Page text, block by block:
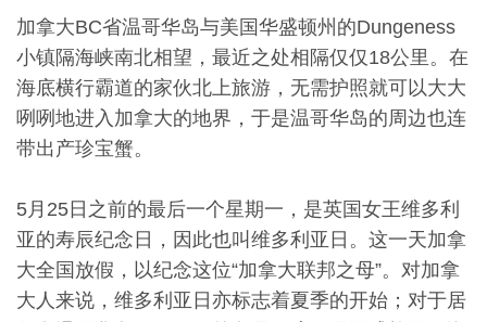
加拿大BC省温哥华岛与美国华盛顿州的Dungeness
小镇隔海峡南北相望，最近之处相隔仅仅18公里。在
海底横行霸道的家伙北上旅游，无需护照就可以大大
咧咧地进入加拿大的地界，于是温哥华岛的周边也连
带出产珍宝蟹。
5月25日之前的最后一个星期一，是英国女王维多利
亚的寿辰纪念日，因此也叫维多利亚日。这一天加拿
大全国放假，以纪念这位“加拿大联邦之母”。对加拿
大人来说，维多利亚日亦标志着夏季的开始；对于居